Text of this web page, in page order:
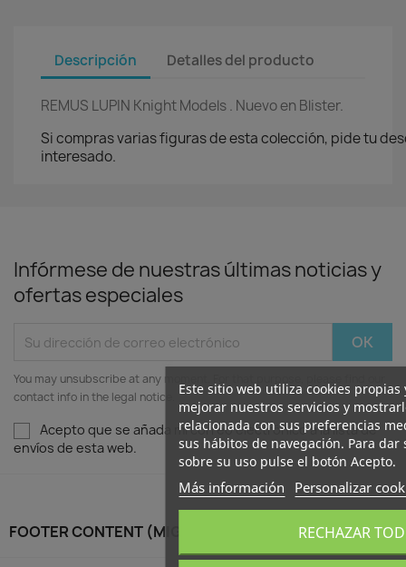
Descripción Detalles del producto
REMUS LUPIN Knight Models . Nuevo en Blister.
Si compras varias figuras de esta colección, pide tu
interesado.
Infórmese de nuestras últimas noticias y
ofertas especiales
You may unsubscribe at any moment. For that purpose, please find our
contact info in the legal notice.
Acepto que se añada mi correo electrónico a la lista de
envíos de esta web.
FOOTER CONTENT (MIGRATED) 
Este sitio web utiliza cookies
mejorar nuestros servicios y
relacionada con sus preferencias
sus hábitos de navegación. Para
sobre su uso pulse el botón Acepto.
Más información Personalizar
RECHAZAR